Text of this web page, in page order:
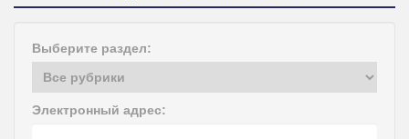
Выберите раздел:
Электронный адрес: